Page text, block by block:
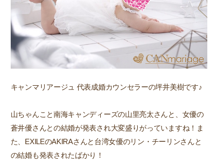
キャンマリアージュ 代表成婚カウンセラーの坪井美樹です♪
山ちゃんこと南海キャンディーズの山里亮太さんと、女優の
蒼井優さんとの結婚が発表され大変盛りがっていますね！ま
た、EXILEのAKIRAさんと台湾女優のリン・チーリンさんと
の結婚も発表されたばかり！